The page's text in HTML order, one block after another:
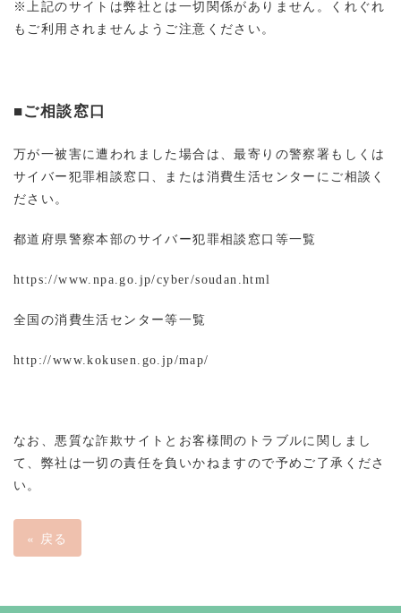
※上記のサイトは弊社とは一切関係がありません。くれぐれ
もご利用されませんようご注意ください。
■ご相談窓口
万が一被害に遭われました場合は、最寄りの警察署もしくは
サイバー犯罪相談窓口、または消費生活センターにご相談く
ださい。
都道府県警察本部のサイバー犯罪相談窓口等一覧
https://www.npa.go.jp/cyber/soudan.html
全国の消費生活センター等一覧
http://www.kokusen.go.jp/map/
なお、悪質な詐欺サイトとお客様間のトラブルに関しまし
て、弊社は一切の責任を負いかねますので予めご了承くださ
い。
« 戻る